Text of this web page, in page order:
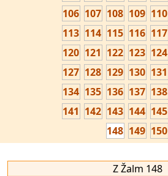
106 107 108 109 110
113 114 115 116 117
120 121 122 123 124
127 128 129 130 131
134 135 136 137 138
141 142 143 144 145
148 149 150
Z Žalm 148